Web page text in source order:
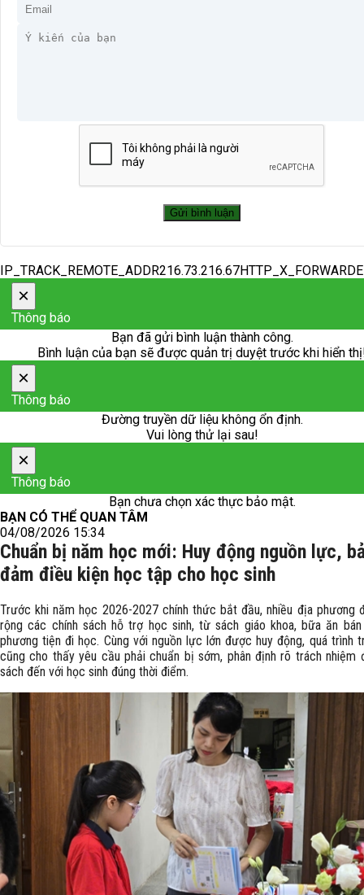
×
Thông báo
Bạn đã gửi bình luận thành công.
Bình luận của bạn sẽ được quản trị duyệt trước khi hiển
×
Thông báo
Đường truyền dữ liệu không ổn định.
Vui lòng thử lại sau!
×
Thông báo
Bạn chưa chọn xác thực bảo mật.
BẠN CÓ THỂ QUAN TÂM
04/08/2026 15:34
Chuẩn bị năm học mới: Huy động nguồn lực,
đảm điều kiện học tập cho học sinh
Trước khi năm học 2026-2027 chính thức bắt đầu, nhiều địa phương
rộng các chính sách hỗ trợ học sinh, từ sách giáo khoa, bữa ăn
phương tiện đi học. Cùng với nguồn lực lớn được huy động, quá trình
cũng cho thấy yêu cầu phải chuẩn bị sớm, phân định rõ trách nhiệm
sách đến với học sinh đúng thời điểm.